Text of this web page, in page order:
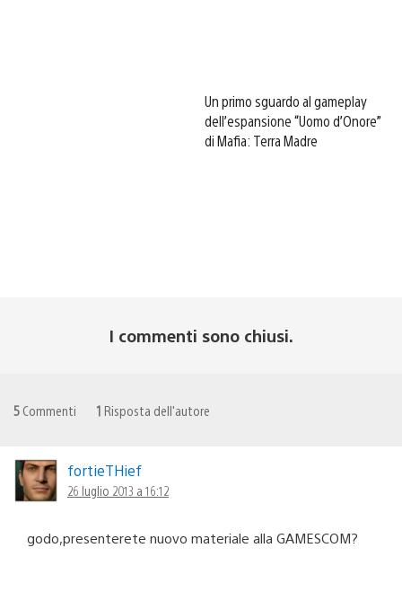
Un primo sguardo al gameplay
dell’espansione “Uomo d’Onore”
di Mafia: Terra Madre
I commenti sono chiusi.
5 Commenti 1 Risposta dell'autore
fortieTHief
26 luglio 2013 a 16:12
godo,presenterete nuovo materiale alla GAMESCOM?